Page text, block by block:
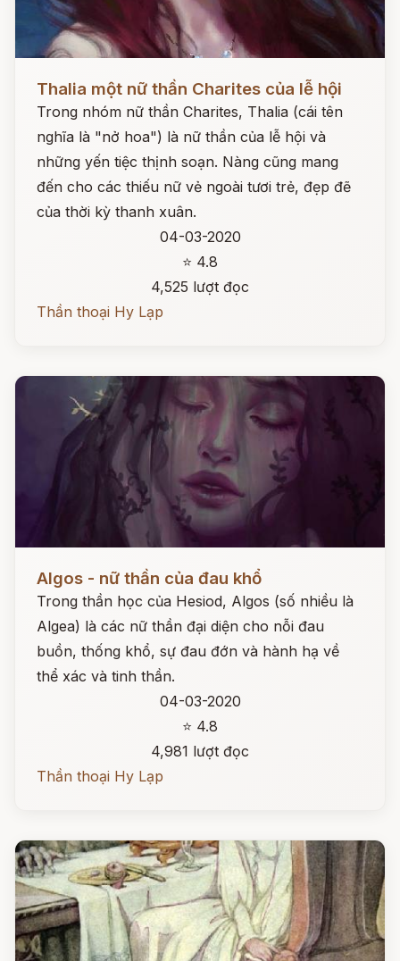
Thalia một nữ thần Charites của lễ hội
Trong nhóm nữ thần Charites, Thalia (cái tên
nghĩa là "nở hoa") là nữ thần của lễ hội và
những yến tiệc thịnh soạn. Nàng cũng mang
đến cho các thiếu nữ vẻ ngoài tươi trẻ, đẹp đẽ
của thời kỳ thanh xuân.
04-03-2020
⭐ 4.8
4,525 lượt đọc
Thần thoại Hy Lạp
Algos - nữ thần của đau khổ
Trong thần học của Hesiod, Algos (số nhiều là
Algea) là các nữ thần đại diện cho nỗi đau
buồn, thống khổ, sự đau đớn và hành hạ về
thể xác và tinh thần.
04-03-2020
⭐ 4.8
4,981 lượt đọc
Thần thoại Hy Lạp